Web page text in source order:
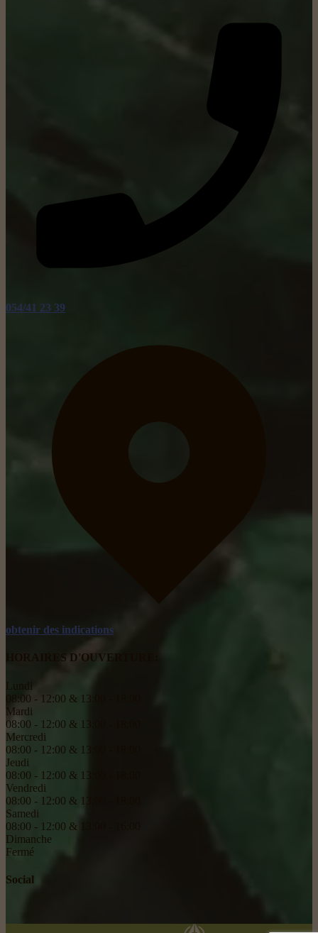
054/41 23 39
obtenir des indications
HORAIRES D'OUVERTURE:
08:00 - 12:00 & 13:00 - 18:00
Mardi
08:00 - 12:00 & 13:00 - 18:00
Mercredi
08:00 - 12:00 & 13:00 - 18:00
Jeudi
08:00 - 12:00 & 13:00 - 18:00
Vendredi
08:00 - 12:00 & 13:00 - 18:00
Samedi
08:00 - 12:00 & 13:00 - 16:00
Dimanche
Fermé
Social